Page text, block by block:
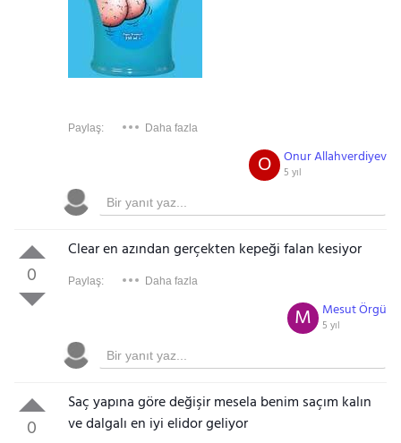
Paylaş: Daha fazla
Onur Allahverdiyev
5 yıl
O
0
Clear en azından gerçekten kepeği falan kesiyor
Paylaş: Daha fazla
Mesut Örgü
5 yıl
M
0
Saç yapına göre değişir mesela benim saçım kalın
ve dalgalı en iyi elidor geliyor